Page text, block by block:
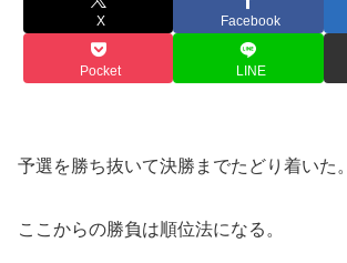
X Facebook
Pocket LINE
予選を勝ち抜いて決勝までたどり着いた。
ここからの勝負は順位法になる。